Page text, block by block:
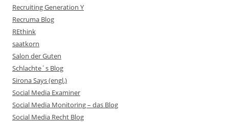
Recruiting Generation Y
Recruma Blog
REthink
saatkorn
Salon der Guten
Schlachte´s Blog
Sirona Says (engl.)
Social Media Examiner
Social Media Monitoring – das Blog
Social Media Recht Blog